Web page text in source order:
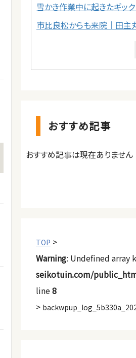
雪かき作業中に起きたギッ
市比良松からも来院｜田主
おすすめ記事
おすすめ記事は現在ありません
TOP >
Warning: Undefined array
seikotuin.com/
line8
>